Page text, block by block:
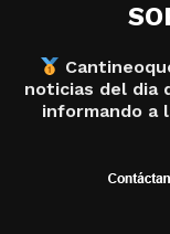
noticias del dia
informando a